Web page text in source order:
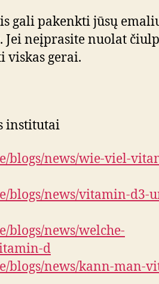
gali pakenkti jūsų
Jei neįprasite nuolat
viskas gerai.
institutai
blogs/news/wie-viel-
blogs/news/vitamin-d3-
news/welche-
d
blogs/news/kann-man-